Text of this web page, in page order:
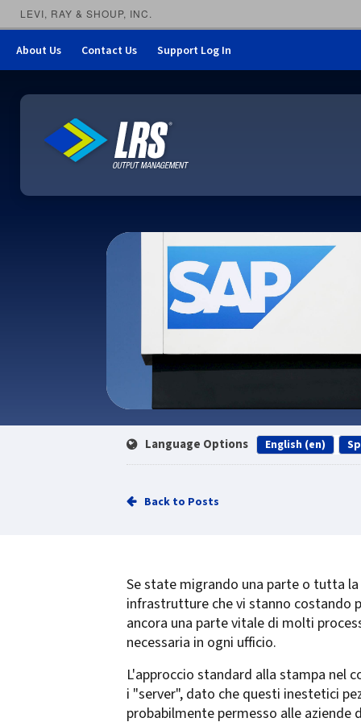
LEVI, RAY & SHOUP, INC.
About Us Contact Us Support Log In
LRS Output Management
Language Options English (en)
Back to Posts
Se state migrando una parte o tutta
infrastrutture che vi stanno costando
ancora una parte vitale di molti
necessaria in ogni ufficio.
L'approccio standard alla stampa nel
i "server", dato che questi inestetici
probabilmente permesso alle